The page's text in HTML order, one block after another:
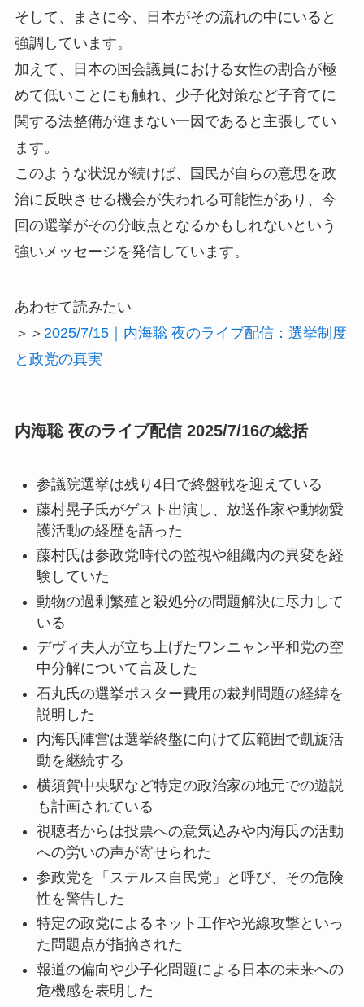
そして、まさに今、日本がその流れの中にいると
強調しています。
加えて、日本の国会議員における女性の割合が極
めて低いことにも触れ、少子化対策など子育てに
関する法整備が進まない一因であると主張してい
ます。
このような状況が続けば、国民が自らの意思を政
治に反映させる機会が失われる可能性があり、今
回の選挙がその分岐点となるかもしれないという
強いメッセージを発信しています。
あわせて読みたい
＞＞ 2025/7/15｜内海聡 夜のライブ配信：選挙制度
と政党の真実
内海聡 夜のライブ配信 2025/7/16の総括
参議院選挙は残り4日で終盤戦を迎えている
藤村晃子氏がゲスト出演し、放送作家や動物愛
護活動の経歴を語った
藤村氏は参政党時代の監視や組織内の異変を経
験していた
動物の過剰繁殖と殺処分の問題解決に尽力して
いる
デヴィ夫人が立ち上げたワンニャン平和党の空
中分解について言及した
石丸氏の選挙ポスター費用の裁判問題の経緯を
説明した
内海氏陣営は選挙終盤に向けて広範囲で凱旋活
動を継続する
横須賀中央駅など特定の政治家の地元での遊説
も計画されている
視聴者からは投票への意気込みや内海氏の活動
への労いの声が寄せられた
参政党を「ステルス自民党」と呼び、その危険
性を警告した
特定の政党によるネット工作や光線攻撃といっ
た問題点が指摘された
報道の偏向や少子化問題による日本の未来への
危機感を表明した